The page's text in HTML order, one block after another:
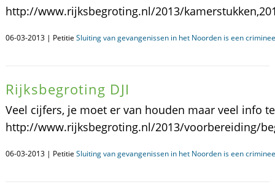
http://www.rijksbegroting.nl/2013/
06-03-2013 | Petitie Sluiting van gevangenissen in het Noorden is een
Rijksbegroting DJI
Veel cijfers, je moet er van houden maar veel info
http://www.rijksbegroting.nl/2013/voorbereiding/
06-03-2013 | Petitie Sluiting van gevangenissen in het Noorden is een